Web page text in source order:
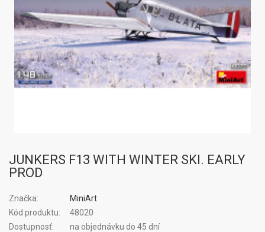
JUNKERS F13 WITH WINTER SKI. EARLY
PROD
Značka:
MiniArt
Kód produktu:
48020
Dostupnosť:
na objednávku do 45 dní